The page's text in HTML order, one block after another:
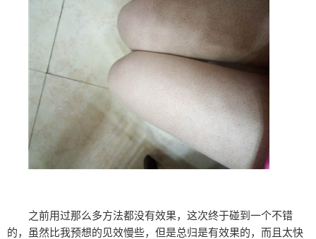
之前用过那么多方法都没有效果，这次终于碰到一个不错
的，虽然比我预想的见效慢些，但是总归是有效果的，而且太快